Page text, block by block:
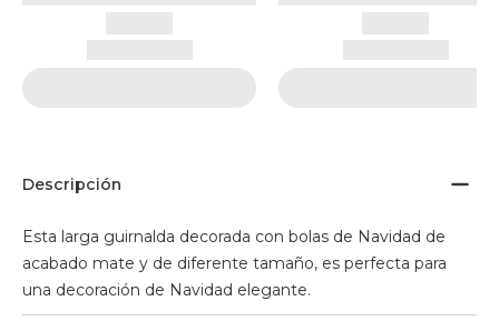
Descripción
Esta larga guirnalda decorada con bolas de Navidad de
acabado mate y de diferente tamaño, es perfecta para
una decoración de Navidad elegante.